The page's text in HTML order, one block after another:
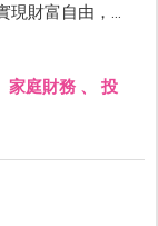
現財富自由，
立計劃、夫妻
法。
家庭財務、 投